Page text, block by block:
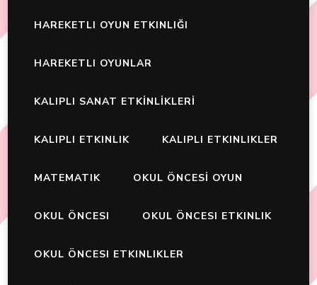
HAREKETLI OYUN ETKINLIĞI
HAREKETLI OYUNLAR
KALIPLI SANAT ETKİNLİKLERİ
KALIPLI ETKINLIK KALIPLI ETKINLIKLER
MATEMATIK OKUL ÖNCESİ OYUN
OKUL ÖNCESI OKUL ÖNCESI ETKINLIK
OKUL ÖNCESI ETKINLIKLER